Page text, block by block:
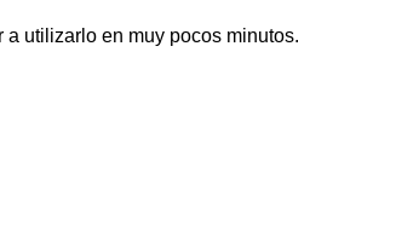
utilizarlo en muy pocos minutos.